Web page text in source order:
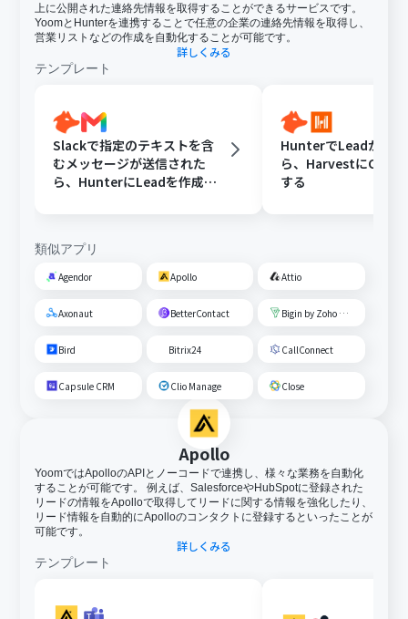
上に公開された連絡先情報を取得することができるサービスです。
YoomとHunterを連携することで任意の企業の連絡先情報を取得し、
営業リストなどの作成を自動化することが可能です。
詳しくみる
テンプレート
Slackで指定のテキストを含
むメッセージが送信された
ら、HunterにLeadを作成し
HunterでLeadが登
ら、HarvestにClient
する
類似アプリ
Agendor Apollo Attio
Axonaut BetterContact Bigin by Zoho CRM
Bird Bitrix24 CallConnect
Capsule CRM Clio Manage Close
Apollo
YoomではApolloのAPIとノーコードで連携し、様々な業務を自動化
することが可能です。 例えば、SalesforceやHubSpotに登録された
リードの情報をApolloで取得してリードに関する情報を強化したり、
リード情報を自動的にApolloのコンタクトに登録するといったことが
可能です。
詳しくみる
テンプレート